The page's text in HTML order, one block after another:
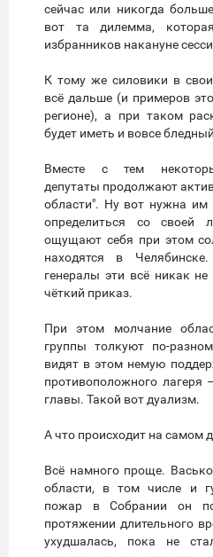
сейчас или никогда
вот та дилемма,
избранников накануне
К тому же силовики в
всё дальше (и примеров
регионе), а при таком
будет иметь и вовсе
Вместе с тем
депутаты продолжают
области". Ну вот нужна им
определиться со своей
ощущают себя при этом
находятся в
генералы эти всё никак
чёткий приказ.
При этом молчание
группы толкуют по-
видят в этом немую
противоположного лагеря
главы. Такой вот дуализм.
А что происходит на самом
Всё намного проще.
области, в том числе и
пожар в Собрании он
протяжении длительного
ухудшалась, пока не